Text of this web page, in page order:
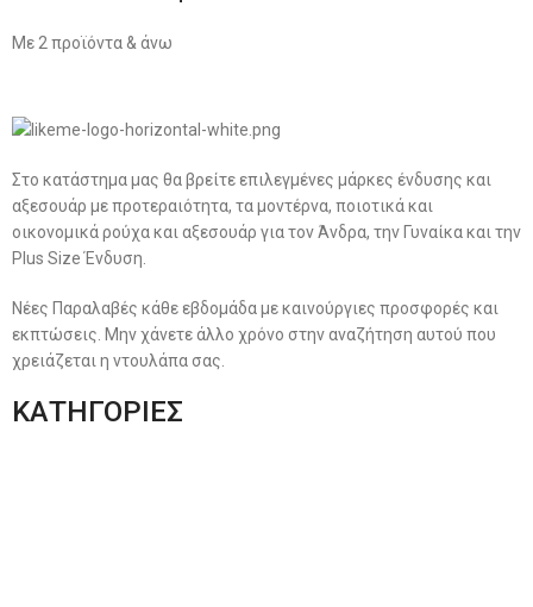
Με 2 προϊόντα & άνω
Στο κατάστημα μας θα βρείτε επιλεγμένες μάρκες ένδυσης και
αξεσουάρ με προτεραιότητα, τα μοντέρνα, ποιοτικά και
οικονομικά ρούχα και αξεσουάρ για τον Άνδρα, την Γυναίκα και την
Plus Size Ένδυση.
Νέες Παραλαβές κάθε εβδομάδα με καινούργιες προσφορές και
εκπτώσεις. Μην χάνετε άλλο χρόνο στην αναζήτηση αυτού που
χρειάζεται η ντουλάπα σας.
ΚΑΤΗΓΟΡΙΕΣ